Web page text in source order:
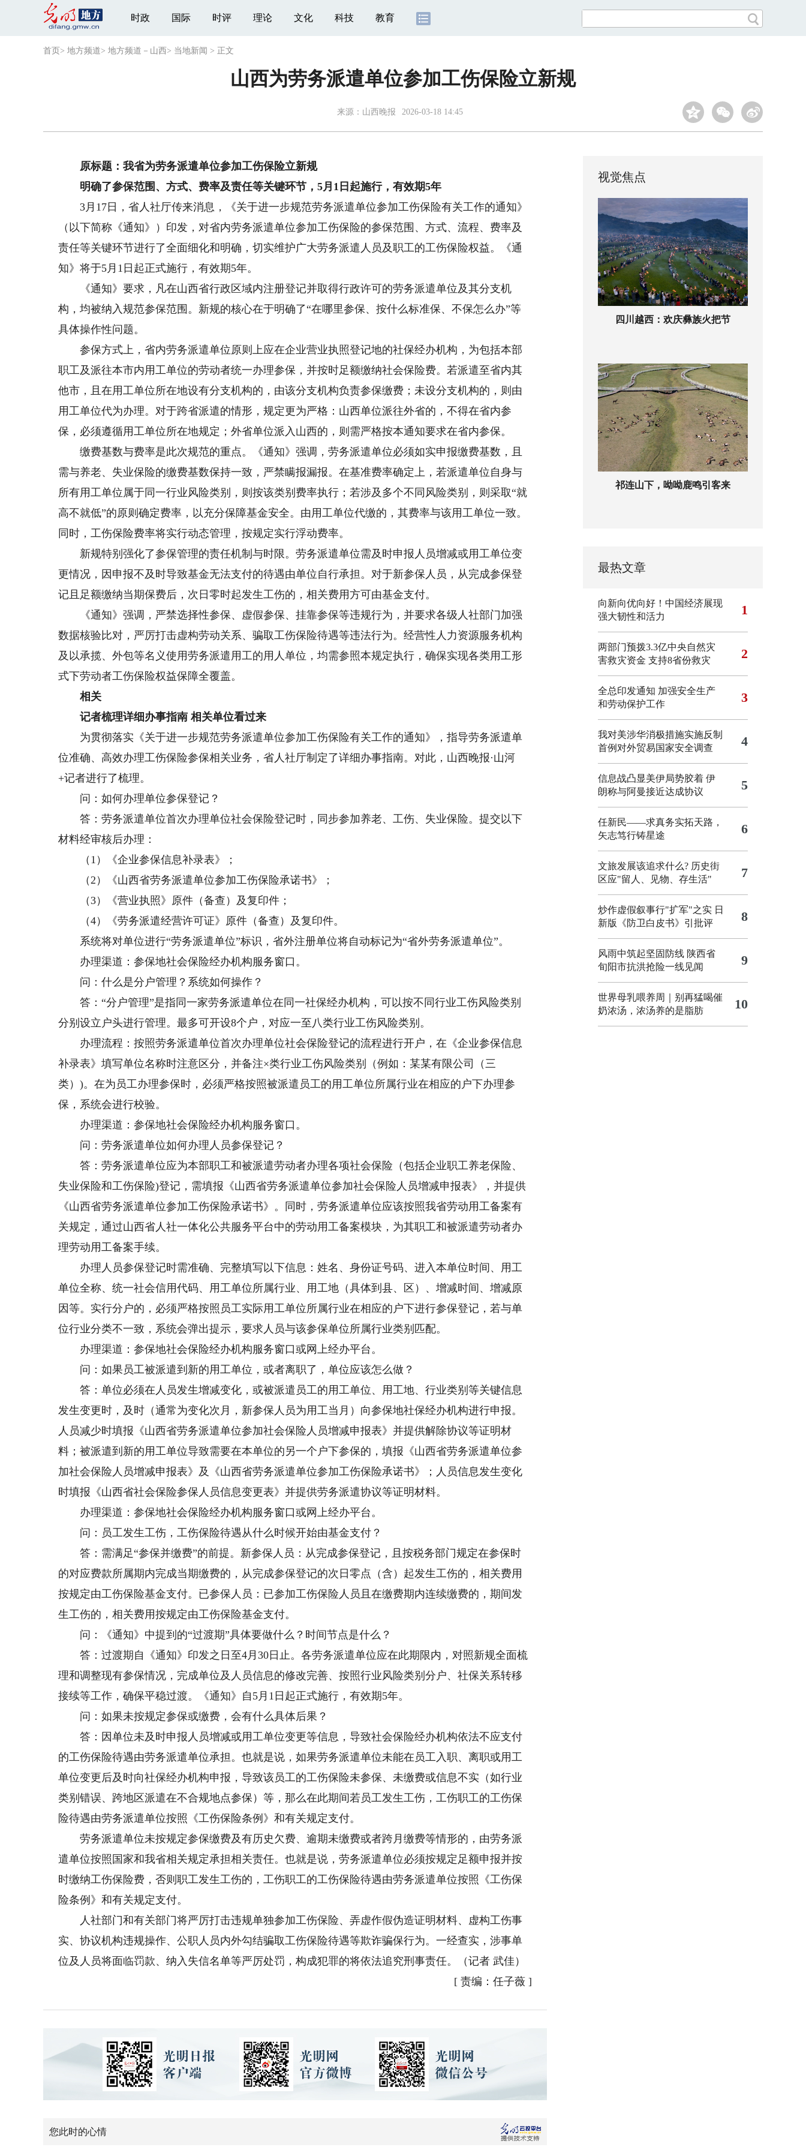
时政 国际 时评 理论 文化 科技 教育
首页 > 地方频道> 地方频道－山西> 当地新闻 > 正文
山西为劳务派遣单位参加工伤保险立新规
来源： 山西晚报 2026-03-18 14:45
原标题：我省为劳务派遣单位参加工伤保险立新规
明确了参保范围、方式、费率及责任等关键环节，5月1日起施行，有效期5年
3月17日，省人社厅传来消息，《关于进一步规范劳务派遣单位参加工伤保险有关工作的通知》
（以下简称《通知》）印发，对省内劳务派遣单位参加工伤保险的参保范围、方式、流程、费率及
责任等关键环节进行了全面细化和明确，切实维护广大劳务派遣人员及职工的工伤保险权益。《通
知》将于5月1日起正式施行，有效期5年。
《通知》要求，凡在山西省行政区域内注册登记并取得行政许可的劳务派遣单位及其分支机
构，均被纳入规范参保范围。新规的核心在于明确了“在哪里参保、按什么标准保、不保怎么办”等
具体操作性问题。
参保方式上，省内劳务派遣单位原则上应在企业营业执照登记地的社保经办机构，为包括本部
职工及派往本市内用工单位的劳动者统一办理参保，并按时足额缴纳社会保险费。若派遣至省内其
他市，且在用工单位所在地设有分支机构的，由该分支机构负责参保缴费；未设分支机构的，则由
用工单位代为办理。对于跨省派遣的情形，规定更为严格：山西单位派往外省的，不得在省内参
保，必须遵循用工单位所在地规定；外省单位派入山西的，则需严格按本通知要求在省内参保。
缴费基数与费率是此次规范的重点。《通知》强调，劳务派遣单位必须如实申报缴费基数，且
需与养老、失业保险的缴费基数保持一致，严禁瞒报漏报。在基准费率确定上，若派遣单位自身与
所有用工单位属于同一行业风险类别，则按该类别费率执行；若涉及多个不同风险类别，则采取“就
高不就低”的原则确定费率，以充分保障基金安全。由用工单位代缴的，其费率与该用工单位一致。
同时，工伤保险费率将实行动态管理，按规定实行浮动费率。
新规特别强化了参保管理的责任机制与时限。劳务派遣单位需及时申报人员增减或用工单位变
更情况，因申报不及时导致基金无法支付的待遇由单位自行承担。对于新参保人员，从完成参保登
记且足额缴纳当期保费后，次日零时起发生工伤的，相关费用方可由基金支付。
《通知》强调，严禁选择性参保、虚假参保、挂靠参保等违规行为，并要求各级人社部门加强
数据核验比对，严厉打击虚构劳动关系、骗取工伤保险待遇等违法行为。经营性人力资源服务机构
及以承揽、外包等名义使用劳务派遣用工的用人单位，均需参照本规定执行，确保实现各类用工形
式下劳动者工伤保险权益保障全覆盖。
相关
记者梳理详细办事指南 相关单位看过来
为贯彻落实《关于进一步规范劳务派遣单位参加工伤保险有关工作的通知》，指导劳务派遣单
位准确、高效办理工伤保险参保相关业务，省人社厅制定了详细办事指南。对此，山西晚报·山河
+记者进行了梳理。
问：如何办理单位参保登记？
答：劳务派遣单位首次办理单位社会保险登记时，同步参加养老、工伤、失业保险。提交以下
材料经审核后办理：
（1）《企业参保信息补录表》；
（2）《山西省劳务派遣单位参加工伤保险承诺书》；
（3）《营业执照》原件（备查）及复印件；
（4）《劳务派遣经营许可证》原件（备查）及复印件。
系统将对单位进行“劳务派遣单位”标识，省外注册单位将自动标记为“省外劳务派遣单位”。
办理渠道：参保地社会保险经办机构服务窗口。
问：什么是分户管理？系统如何操作？
答：“分户管理”是指同一家劳务派遣单位在同一社保经办机构，可以按不同行业工伤风险类别
分别设立户头进行管理。最多可开设8个户，对应一至八类行业工伤风险类别。
办理流程：按照劳务派遣单位首次办理单位社会保险登记的流程进行开户，在《企业参保信息
补录表》填写单位名称时注意区分，并备注×类行业工伤风险类别（例如：某某有限公司（三
类）)。在为员工办理参保时，必须严格按照被派遣员工的用工单位所属行业在相应的户下办理参
保，系统会进行校验。
办理渠道：参保地社会保险经办机构服务窗口。
问：劳务派遣单位如何办理人员参保登记？
答：劳务派遣单位应为本部职工和被派遣劳动者办理各项社会保险（包括企业职工养老保险、
失业保险和工伤保险)登记，需填报《山西省劳务派遣单位参加社会保险人员增减申报表》，并提供
《山西省劳务派遣单位参加工伤保险承诺书》。同时，劳务派遣单位应该按照我省劳动用工备案有
关规定，通过山西省人社一体化公共服务平台中的劳动用工备案模块，为其职工和被派遣劳动者办
理劳动用工备案手续。
办理人员参保登记时需准确、完整填写以下信息：姓名、身份证号码、进入本单位时间、用工
单位全称、统一社会信用代码、用工单位所属行业、用工地（具体到县、区）、增减时间、增减原
因等。实行分户的，必须严格按照员工实际用工单位所属行业在相应的户下进行参保登记，若与单
位行业分类不一致，系统会弹出提示，要求人员与该参保单位所属行业类别匹配。
办理渠道：参保地社会保险经办机构服务窗口或网上经办平台。
问：如果员工被派遣到新的用工单位，或者离职了，单位应该怎么做？
答：单位必须在人员发生增减变化，或被派遣员工的用工单位、用工地、行业类别等关键信息
发生变更时，及时（通常为变化次月，新参保人员为用工当月）向参保地社保经办机构进行申报。
人员减少时填报《山西省劳务派遣单位参加社会保险人员增减申报表》并提供解除协议等证明材
料；被派遣到新的用工单位导致需要在本单位的另一个户下参保的，填报《山西省劳务派遣单位参
加社会保险人员增减申报表》及《山西省劳务派遣单位参加工伤保险承诺书》；人员信息发生变化
时填报《山西省社会保险参保人员信息变更表》并提供劳务派遣协议等证明材料。
办理渠道：参保地社会保险经办机构服务窗口或网上经办平台。
问：员工发生工伤，工伤保险待遇从什么时候开始由基金支付？
答：需满足“参保并缴费”的前提。新参保人员：从完成参保登记，且按税务部门规定在参保时
的对应费款所属期内完成当期缴费的，从完成参保登记的次日零点（含）起发生工伤的，相关费用
按规定由工伤保险基金支付。已参保人员：已参加工伤保险人员且在缴费期内连续缴费的，期间发
生工伤的，相关费用按规定由工伤保险基金支付。
问：《通知》中提到的“过渡期”具体要做什么？时间节点是什么？
答：过渡期自《通知》印发之日至4月30日止。各劳务派遣单位应在此期限内，对照新规全面梳
理和调整现有参保情况，完成单位及人员信息的修改完善、按照行业风险类别分户、社保关系转移
接续等工作，确保平稳过渡。《通知》自5月1日起正式施行，有效期5年。
问：如果未按规定参保或缴费，会有什么具体后果？
答：因单位未及时申报人员增减或用工单位变更等信息，导致社会保险经办机构依法不应支付
的工伤保险待遇由劳务派遣单位承担。也就是说，如果劳务派遣单位未能在员工入职、离职或用工
单位变更后及时向社保经办机构申报，导致该员工的工伤保险未参保、未缴费或信息不实（如行业
类别错误、跨地区派遣在不合规地点参保）等，那么在此期间若员工发生工伤，工伤职工的工伤保
险待遇由劳务派遣单位按照《工伤保险条例》和有关规定支付。
劳务派遣单位未按规定参保缴费及有历史欠费、逾期未缴费或者跨月缴费等情形的，由劳务派
遣单位按照国家和我省相关规定承担相关责任。也就是说，劳务派遣单位必须按规定足额申报并按
时缴纳工伤保险费，否则职工发生工伤的，工伤职工的工伤保险待遇由劳务派遣单位按照《工伤保
险条例》和有关规定支付。
人社部门和有关部门将严厉打击违规单独参加工伤保险、弄虚作假伪造证明材料、虚构工伤事
实、协议机构违规操作、公职人员内外勾结骗取工伤保险待遇等欺诈骗保行为。一经查实，涉事单
位及人员将面临罚款、纳入失信名单等严厉处罚，构成犯罪的将依法追究刑事责任。（记者 武佳）
[ 责编：任子薇 ]
您此时的心情
视觉焦点
四川越西：欢庆彝族火把节
祁连山下，呦呦鹿鸣引客来
最热文章
向新向优向好！中国经济展现
强大韧性和活力
1
两部门预拨3.3亿中央自然灾
害救灾资金 支持8省份救灾
2
全总印发通知 加强安全生产
和劳动保护工作
3
我对美涉华消极措施实施反制
首例对外贸易国家安全调查
4
信息战凸显美伊局势胶着 伊
朗称与阿曼接近达成协议
5
任新民——求真务实拓天路，
矢志笃行铸星途
6
文旅发展该追求什么? 历史街
区应"留人、见物、存生活"
7
炒作虚假叙事行"扩军"之实 日
新版《防卫白皮书》引批评
8
风雨中筑起坚固防线 陕西省
旬阳市抗洪抢险一线见闻
9
世界母乳喂养周｜别再猛喝催
奶浓汤，浓汤养的是脂肪
10